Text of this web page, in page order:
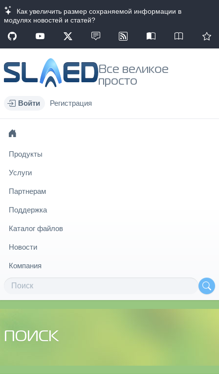
Как увеличить размер сохраняемой информации в
модулях новостей и статей?
Все великое
просто
Войти Регистрация
Продукты
Услуги
Партнерам
Поддержка
Каталог файлов
Новости
Компания
ПОИСК